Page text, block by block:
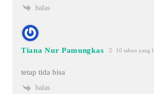
balas
Tiana Nur Pamungkas 10 tahun yang
tetap tida bisa
balas